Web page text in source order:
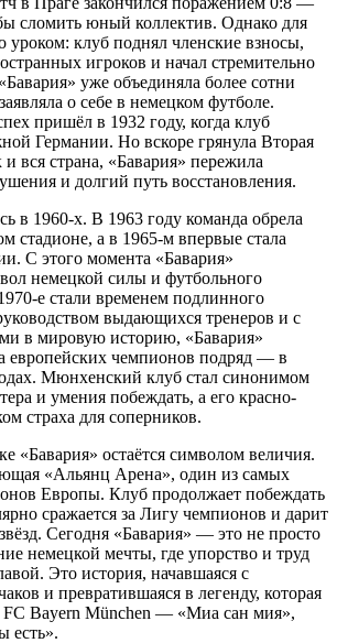
сломить юный коллектив. Однако для
уроком: клуб поднял членские взносы,
игроков и начал стремительно
уже объединяла более сотни
о себе в немецком футболе.
пришёл в 1932 году, когда клуб
Германии. Но вскоре грянула Вторая
вся страна, «Бавария» пережила
и долгий путь восстановления.
в 1960-х. В 1963 году команда обрела
стадионе, а в 1965-м впервые стала
С этого момента «Бавария»
немецкой силы и футбольного
е стали временем подлинного
выдающихся тренеров и с
в мировую историю, «Бавария»
европейских чемпионов подряд — в
Мюнхенский клуб стал синонимом
и умения побеждать, а его красно-
страха для соперников.
«Бавария» остаётся символом величия.
«Альянц Арена», один из самых
Европы. Клуб продолжает побеждать
сражается за Лигу чемпионов и дарит
Сегодня «Бавария» — это не просто
немецкой мечты, где упорство и труд
Это история, начавшаяся с
и превратившаяся в легенду, которая
FC Bayern München — «Миа сан мия»,
есть».